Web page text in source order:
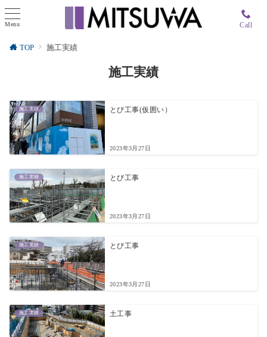
Menu Call
TOP 施工実績
施工実績
施工実績 とび工事(仮囲い）
2023年3月27日
施工実績 とび工事
2023年3月27日
施工実績 とび工事
2023年3月27日
施工実績 土工事